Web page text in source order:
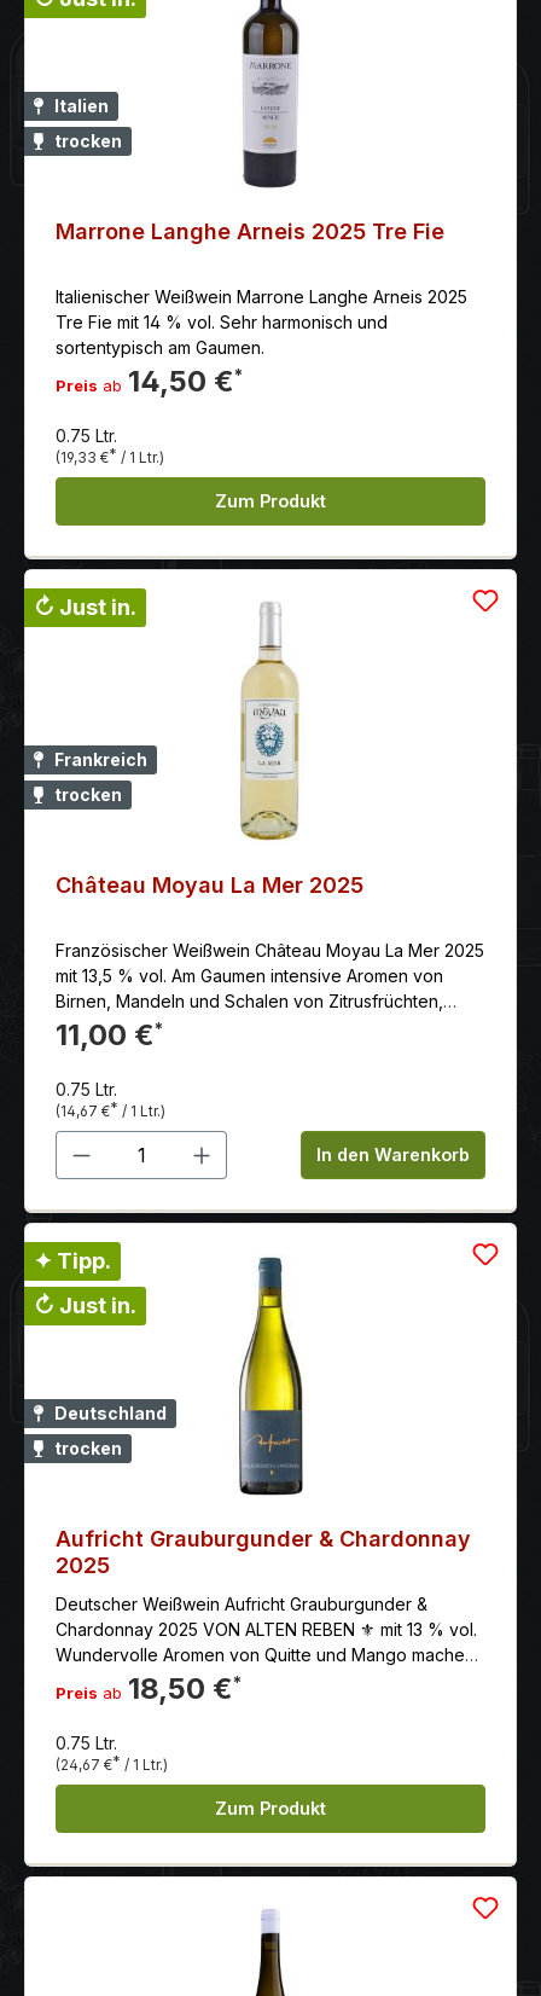
Italien
trocken
Marrone Langhe Arneis 2025 Tre Fie
Italienischer Weißwein Marrone Langhe Arneis 2025
Tre Fie mit 14 % vol. Sehr harmonisch und
sortentypisch am Gaumen.
Preis ab 14,50 €*
0.75 Ltr.
(19,33 €* / 1 Ltr.)
Zum Produkt
↻ Just in.
Frankreich
trocken
Château Moyau La Mer 2025
Französischer Weißwein Château Moyau La Mer 2025
mit 13,5 % vol. Am Gaumen intensive Aromen von
Birnen, Mandeln und Schalen von Zitrusfrüchten,
verbunden mit einem angenehmen Finish von weißem
Pfeffer.
11,00 €*
0.75 Ltr.
(14,67 €* / 1 Ltr.)
Produkt Anzahl: Gib denIn den Warenkorb
✦ Tipp.
↻ Just in.
Deutschland
trocken
Aufricht Grauburgunder & Chardonnay
2025
Deutscher Weißwein Aufricht Grauburgunder &
Chardonnay 2025 VON ALTEN REBEN ⚜ mit 13 % vol.
Wundervolle Aromen von Quitte und Mango machen
diesen Wein zu einem sinnlichen Trinkvergnügen.
Grauburgunder bringt Körper, Chardonnay die
Preis ab 18,50 €*
0.75 Ltr.
(24,67 €* / 1 Ltr.)
Zum Produkt